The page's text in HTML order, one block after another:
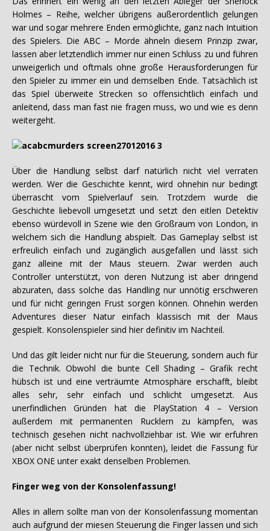
Holmes – Reihe, welcher übrigens außerordentlich gelungen
war und sogar mehrere Enden ermöglichte, ganz nach Intuition
des Spielers. Die ABC – Morde ähneln diesem Prinzip zwar,
lassen aber letztendlich immer nur einen Schluss zu und führen
unweigerlich und oftmals ohne große Herausforderungen für
den Spieler zu immer ein und demselben Ende. Tatsächlich ist
das Spiel überweite Strecken so offensichtlich einfach und
anleitend, dass man fast nie fragen muss, wo und wie es denn
weitergeht.
Über die Handlung selbst darf natürlich nicht viel verraten
werden. Wer die Geschichte kennt, wird ohnehin nur bedingt
überrascht vom Spielverlauf sein. Trotzdem wurde die
Geschichte liebevoll umgesetzt und setzt den eitlen Detektiv
ebenso würdevoll in Szene wie den Großraum von London, in
welchem sich die Handlung abspielt. Das Gameplay selbst ist
erfreulich einfach und zugänglich ausgefallen und lässt sich
ganz alleine mit der Maus steuern. Zwar werden auch
Controller unterstützt, von deren Nutzung ist aber dringend
abzuraten, dass solche das Handling nur unnötig erschweren
und für nicht geringen Frust sorgen können. Ohnehin werden
Adventures dieser Natur einfach klassisch mit der Maus
gespielt. Konsolenspieler sind hier definitiv im Nachteil.
Und das gilt leider nicht nur für die Steuerung, sondern auch für
die Technik. Obwohl die bunte Cell Shading – Grafik recht
hübsch ist und eine verträumte Atmosphäre erschafft, bleibt
alles sehr, sehr einfach und schlicht umgesetzt. Aus
unerfindlichen Gründen hat die PlayStation 4 – Version
außerdem mit permanenten Rucklern zu kämpfen, was
technisch gesehen nicht nachvollziehbar ist. Wie wir erfuhren
(aber nicht selbst überprüfen konnten), leidet die Fassung für
XBOX ONE unter exakt denselben Problemen.
Finger weg von der Konsolenfassung!
Alles in allem sollte man von der Konsolenfassung momentan
auch aufgrund der miesen Steuerung die Finger lassen und sich